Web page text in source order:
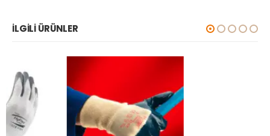
İLGILI ÜRÜNLER